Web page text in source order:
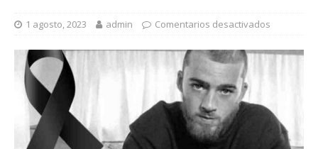
1 agosto, 2023 admin Comentarios desactivados